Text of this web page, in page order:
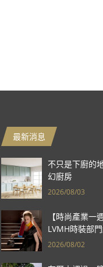
最新消息
不只是下廚的
幻廚房
2026/08/03
【時尚產業一
LVMH時裝部
現成效、Prada
2026/08/02